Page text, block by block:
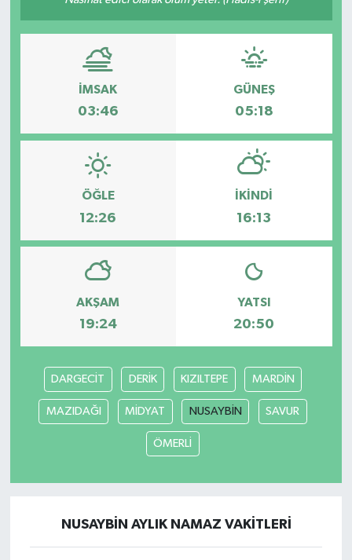
İMSAK
03:46
GÜNEŞ
05:18
ÖĞLE
12:26
İKINDI
16:13
AKŞAM
19:24
YATSI
20:50
DARGECİT DERİK KIZILTEPE MARDİN
MAZIDAĞI MİDYAT NUSAYBİN SAVUR
ÖMERLİ
NUSAYBİN AYLIK NAMAZ VAKITLERI